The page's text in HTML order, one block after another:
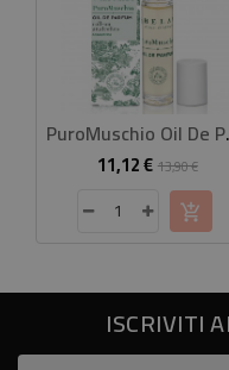
11,12 €Prezzo
base
13,90 €
ISCRIVITI